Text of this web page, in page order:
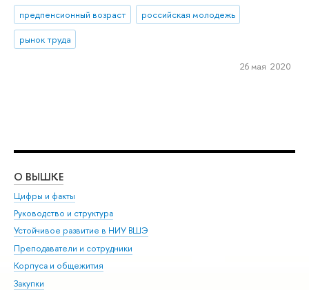
предпенсионный возраст
российская молодежь
рынок труда
26 мая 2020
О ВЫШКЕ
Цифры и факты
Руководство и структура
Устойчивое развитие в НИУ ВШЭ
Преподаватели и сотрудники
Корпуса и общежития
Закупки